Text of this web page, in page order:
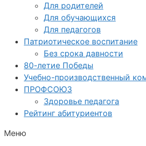
Для родителей
Для обучающихся
Для педагогов
Патриотическое воспитание
Без срока давности
80-летие Победы
Учебно-производственный
ПРОФСОЮЗ
Здоровье педагога
Рейтинг абитуриентов
Меню